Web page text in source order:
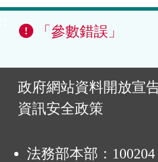
容
區
「參數錯誤」
政府網站資料開放宣
資訊安全政策
法務部本部：